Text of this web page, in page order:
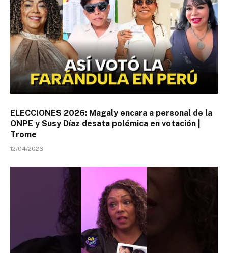
ELECCIONES 2026: Magaly encara a personal de la
ONPE y Susy Díaz desata polémica en votación |
Trome
12/04/2026